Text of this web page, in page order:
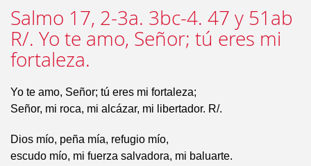
Salmo 17, 2-3a. 3bc-4. 47 y 51ab
R/. Yo te amo, Señor; tú eres mi
fortaleza.
Yo te amo, Señor; tú eres mi fortaleza;
Señor, mi roca, mi alcázar, mi libertador. R/.
Dios mío, peña mía, refugio mío,
escudo mío, mi fuerza salvadora, mi baluarte.